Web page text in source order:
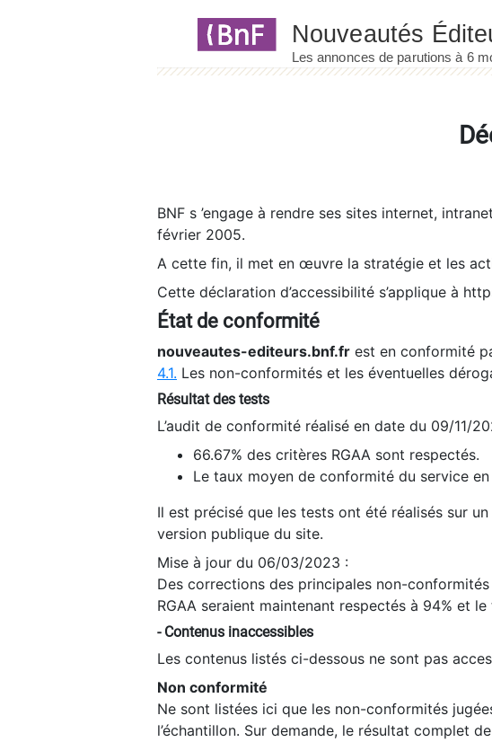
BNF s ’engage à rendre ses sites internet,
février 2005.
A cette fin, il met en œuvre la stratégie et les
Cette déclaration d’accessibilité s’applique à
État de conformité
nouveautes-editeurs.bnf.fr est en conformité
4.1. Les non-conformités et les éventuelles
Résultat des tests
L’audit de conformité réalisé en date du 09/11/
66.67% des critères RGAA sont respectés.
Le taux moyen de conformité du service
Il est précisé que les tests ont été réalisés sur
version publique du site.
Mise à jour du 06/03/2023 :
Des corrections des principales non-
RGAA seraient maintenant respectés à 94% et
- Contenus inaccessibles
Les contenus listés ci-dessous ne sont pas
Non conformité
Ne sont listées ici que les non-conformités
l’échantillon. Sur demande, le résultat complet